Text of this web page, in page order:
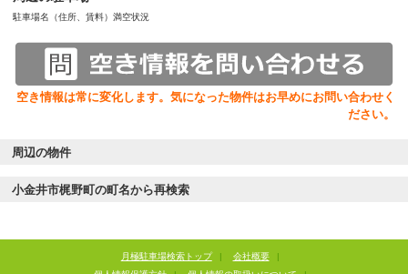
駐車場名（住所、賃料） 満空状況
空き情報は常に変化します。気になった物件はお早めにお問い合わせく
ださい。
周辺の物件
小金井市梶野町の町名から再検索
月極駐車場検索トップ | 会社概要
|